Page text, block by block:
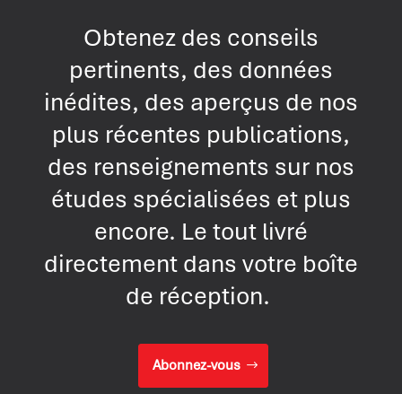
Obtenez des conseils
pertinents, des données
inédites, des aperçus de nos
plus récentes publications,
des renseignements sur nos
études spécialisées et plus
encore. Le tout livré
directement dans votre boîte
de réception.
Abonnez-vous